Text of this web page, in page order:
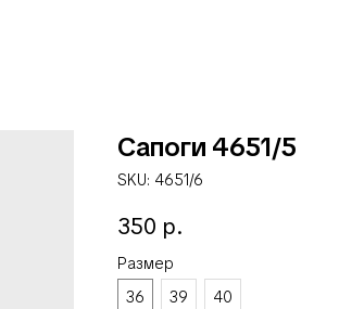
Сапоги 4651/5
SKU: 4651/6
350 р.
Размер
36
39 40